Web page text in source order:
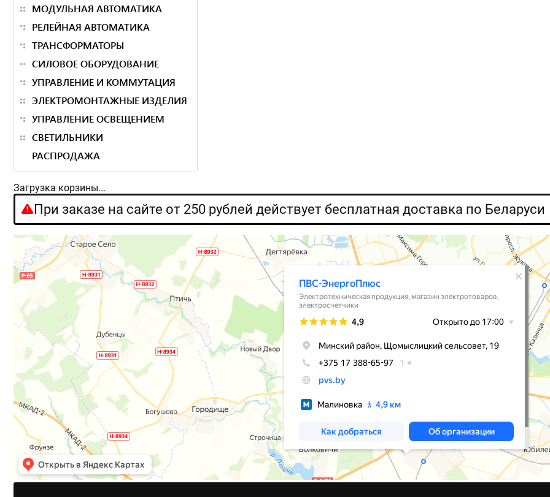
МОДУЛЬНАЯ АВТОМАТИКА
РЕЛЕЙНАЯ АВТОМАТИКА
ТРАНСФОРМАТОРЫ
СИЛОВОЕ ОБОРУДОВАНИЕ
УПРАВЛЕНИЕ И КОММУТАЦИЯ
ЭЛЕКТРОМОНТАЖНЫЕ ИЗДЕЛИЯ
УПРАВЛЕНИЕ ОСВЕЩЕНИЕМ
СВЕТИЛЬНИКИ
РАСПРОДАЖА
Загрузка корзины...
При заказе на сайте от 250 рублей действует бесплатная доставка по Беларуси